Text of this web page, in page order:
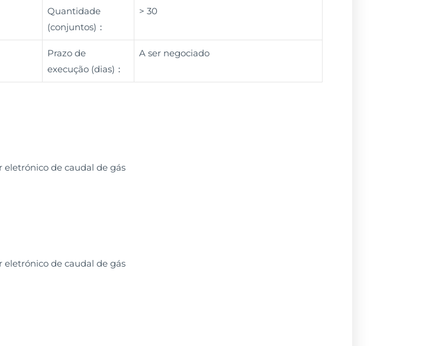
Quantidade
(conjuntos)：
> 30
Prazo de
execução (dias)：
A ser negociado